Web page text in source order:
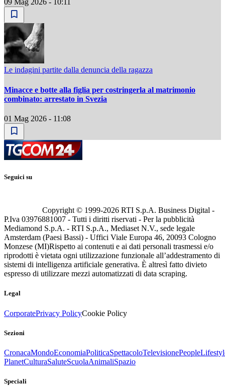
09 Mag 2026 - 10:11
Le indagini partite dalla denuncia della ragazza
Minacce e botte alla figlia per costringerla al matrimonio
combinato: arrestato in Svezia
01 Mag 2026 - 11:08
Seguici su
Copyright © 1999-2026 RTI S.p.A. Business Digital -
P.Iva 03976881007 - Tutti i diritti riservati - Per la pubblicità
Mediamond S.p.A. - RTI S.p.A., Mediaset N.V., sede legale
Amsterdam (Paesi Bassi) - Uffici Viale Europa 46, 20093 Cologno
Monzese (MI)Rispetto ai contenuti e ai dati personali trasmessi e/o
riprodotti è vietata ogni utilizzazione funzionale all’addestramento di
sistemi di intelligenza artificiale generativa. È altresì fatto divieto
espresso di utilizzare mezzi automatizzati di data scraping.
Legal
CorporatePrivacy PolicyCookie Policy
Sezioni
CronacaMondoEconomiaPoliticaSpettacoloTelevisionePeople
PlanetCulturaSaluteScuolaAnimaliSpazio
Speciali